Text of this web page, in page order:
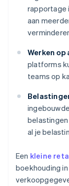
rapportage
aan
Werken
platforms
teams op
al je
Een kleine
boekhouding